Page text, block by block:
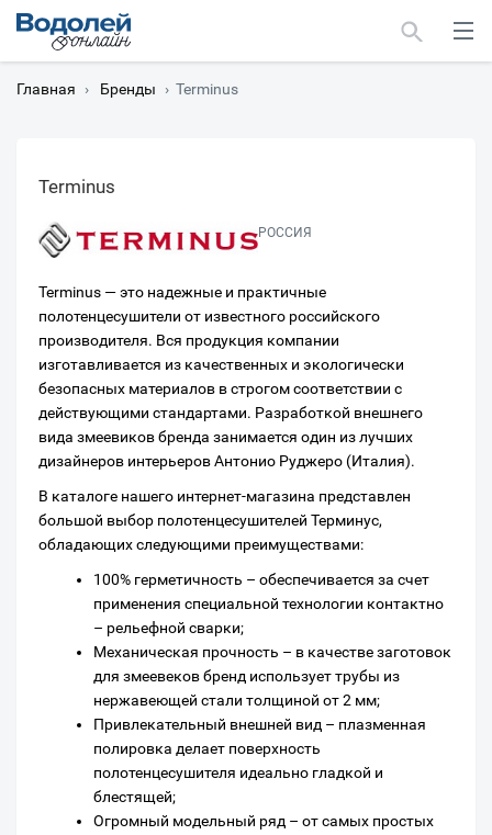
Главная › Бренды › Terminus
Terminus
РОССИЯ
Terminus — это надежные и практичные
полотенцесушители от известного российского
производителя. Вся продукция компании
изготавливается из качественных и экологически
безопасных материалов в строгом соответствии с
действующими стандартами. Разработкой внешнего
вида змеевиков бренда занимается один из лучших
дизайнеров интерьеров Антонио Руджеро (Италия).
В каталоге нашего интернет-магазина представлен
большой выбор полотенцесушителей Терминус,
обладающих следующими преимуществами:
100% герметичность – обеспечивается за счет
применения специальной технологии контактно
– рельефной сварки;
Механическая прочность – в качестве заготовок
для змеевеков бренд использует трубы из
нержавеющей стали толщиной от 2 мм;
Привлекательный внешней вид – плазменная
полировка делает поверхность
полотенцесушителя идеально гладкой и
блестящей;
Огромный модельный ряд – от самых простых
Мурманск